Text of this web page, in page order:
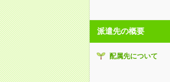
派遣先の概要
配属先について